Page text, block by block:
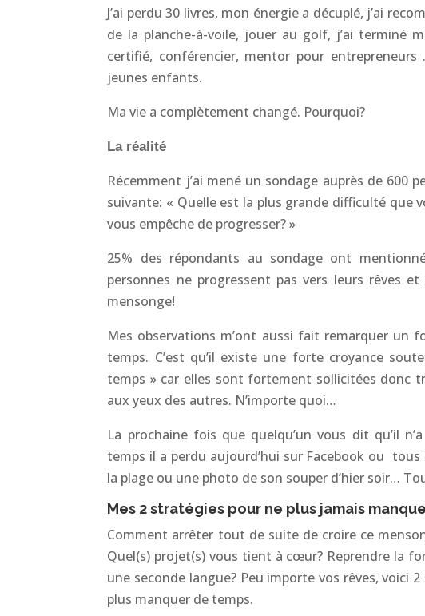
J’ai perdu 30 livres, mon énergie a décuplé, j’ai
de la planche-à-voile, jouer au golf, j’ai terminé
certifié, conférencier, mentor pour
jeunes enfants.
Ma vie a complètement changé. Pourquoi?
La réalité
Récemment j’ai mené un sondage auprès de 600
suivante: « Quelle est la plus grande difficulté
vous empêche de progresser? »
25% des répondants au sondage ont
personnes ne progressent pas vers leurs rêves
mensonge!
Mes observations m’ont aussi fait remarquer un
temps. C’est qu’il existe une forte croyance
temps » car elles sont fortement sollicitées donc
aux yeux des autres. N’importe quoi…
La prochaine fois que quelqu’un vous dit qu’il
temps il a perdu aujourd’hui sur Facebook ou
la plage ou une photo de son souper d’hier soir…
Mes 2 stratégies pour ne plus jamais
Comment arrêter tout de suite de croire ce
Quel(s) projet(s) vous tient à cœur? Reprendre la
une seconde langue? Peu importe vos rêves, voici
plus manquer de temps.